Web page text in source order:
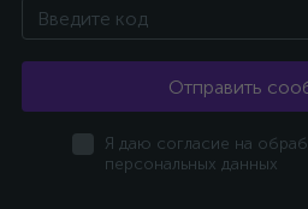
Отправить
Я даю согласие на
персональных данных